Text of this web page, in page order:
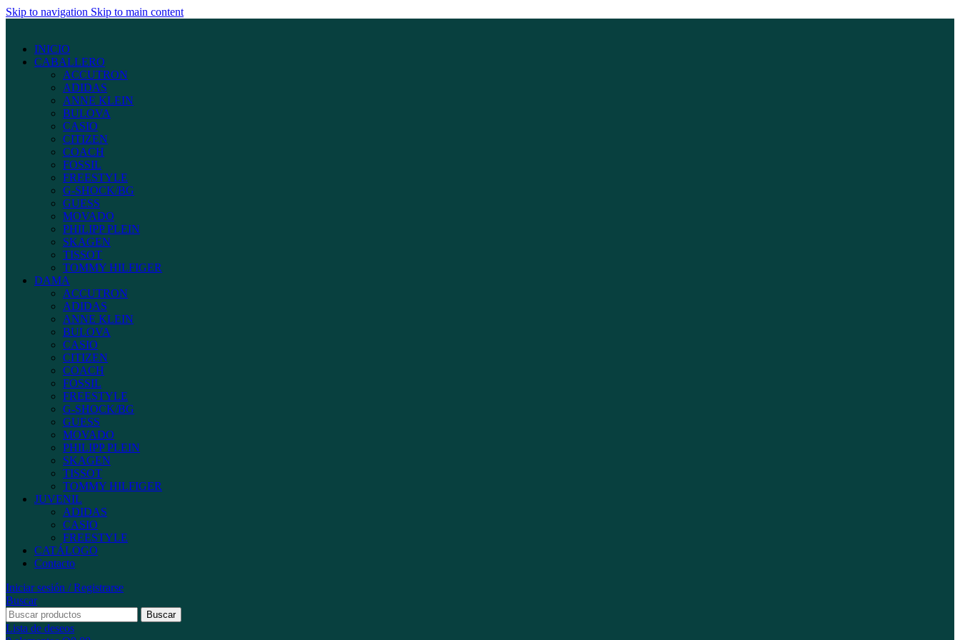
Skip to navigation Skip to main content
INICIO
CABALLERO
ACCUTRON
ADIDAS
ANNE KLEIN
BULOVA
CASIO
CITIZEN
COACH
FOSSIL
FREESTYLE
G-SHOCK/BG
GUESS
MOVADO
PHILIPP PLEIN
SKAGEN
TISSOT
TOMMY HILFIGER
DAMA
ACCUTRON
ADIDAS
ANNE KLEIN
BULOVA
CASIO
CITIZEN
COACH
FOSSIL
FREESTYLE
G-SHOCK/BG
GUESS
MOVADO
PHILIPP PLEIN
SKAGEN
TISSOT
TOMMY HILFIGER
JUVENIL
ADIDAS
CASIO
FREESTYLE
CATÁLOGO
Contacto
Iniciar sesión / Registrarse
Buscar
Buscar
Lista de deseos